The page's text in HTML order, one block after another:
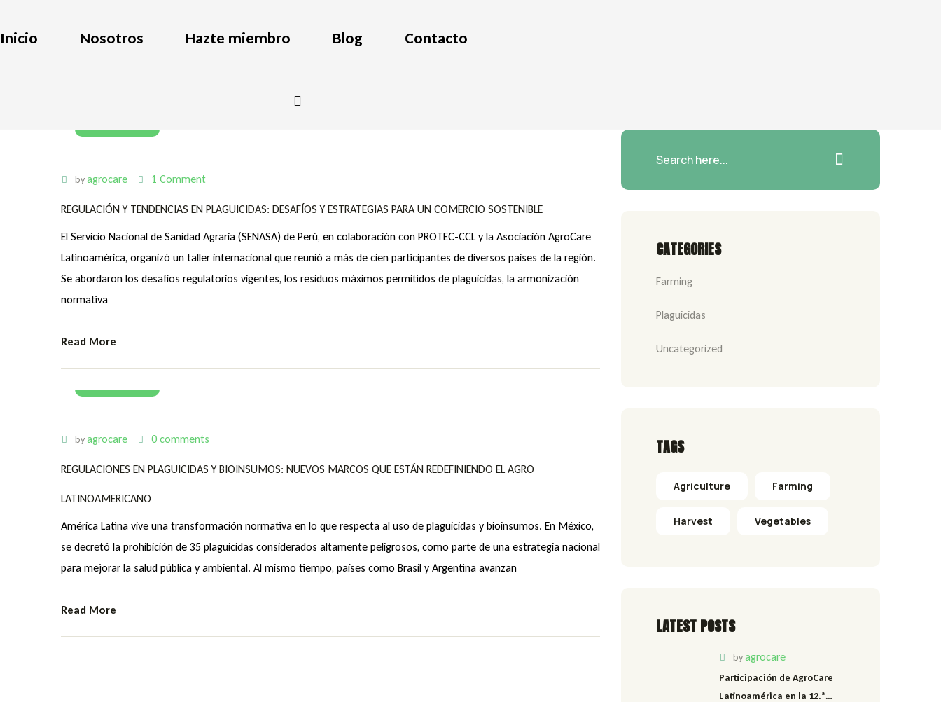
Inicio Nosotros Hazte miembro Blog Contacto
byagrocare 1 Comment
REGULACIÓN Y TENDENCIAS EN PLAGUICIDAS: DESAFÍOS Y ESTRATEGIAS PARA UN COMERCIO SOSTENIBLE
El Servicio Nacional de Sanidad Agraria (SENASA) de Perú, en colaboración con PROTEC-CCL y la Asociación AgroCare
Latinoamérica, organizó un taller internacional que reunió a más de cien participantes de diversos países de la región.
Se abordaron los desafíos regulatorios vigentes, los residuos máximos permitidos de plaguicidas, la armonización
normativa
Read More
byagrocare 0 comments
REGULACIONES EN PLAGUICIDAS Y BIOINSUMOS: NUEVOS MARCOS QUE ESTÁN REDEFINIENDO EL AGRO
LATINOAMERICANO
América Latina vive una transformación normativa en lo que respecta al uso de plaguicidas y bioinsumos. En México,
se decretó la prohibición de 35 plaguicidas considerados altamente peligrosos, como parte de una estrategia nacional
para mejorar la salud pública y ambiental. Al mismo tiempo, países como Brasil y Argentina avanzan
Read More
CATEGORIES
Farming
Plaguicidas
Uncategorized
TAGS
Agriculture Farming
Harvest Vegetables
LATEST POSTS
byagrocare
Participación de AgroCare
Latinoamérica en la 12.ª…